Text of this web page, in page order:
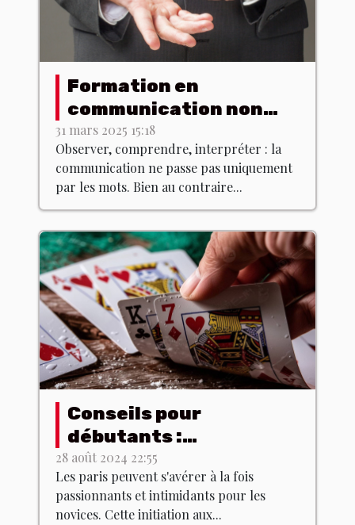
Formation en
communication non
verbale : est-ce que ça
existe ?
31 mars 2025 15:18
Observer, comprendre, interpréter : la
communication ne passe pas uniquement
par les mots. Bien au contraire...
Conseils pour
débutants :
comprendre les bases
des paris
28 août 2024 22:55
Les paris peuvent s'avérer à la fois
passionnants et intimidants pour les
novices. Cette initiation aux...